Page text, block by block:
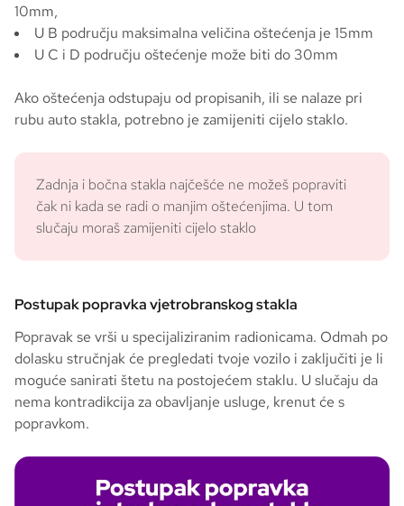
10mm,
U B području maksimalna veličina oštećenja je 15mm
U C i D području oštećenje može biti do 30mm
Ako oštećenja odstupaju od propisanih, ili se nalaze pri
rubu auto stakla, potrebno je zamijeniti cijelo staklo.
Zadnja i bočna stakla najčešće ne možeš popraviti
čak ni kada se radi o manjim oštećenjima. U tom
slučaju moraš zamijeniti cijelo staklo
Postupak popravka vjetrobranskog stakla
Popravak se vrši u specijaliziranim radionicama. Odmah po
dolasku stručnjak će pregledati tvoje vozilo i zaključiti je li
moguće sanirati štetu na postojećem staklu. U slučaju da
nema kontradikcija za obavljanje usluge, krenut će s
popravkom.